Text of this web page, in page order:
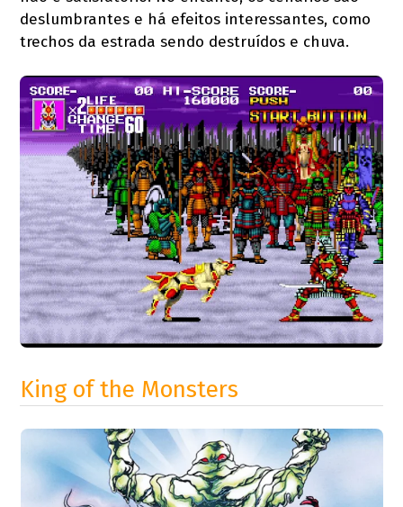
deslumbrantes e há efeitos interessantes, como
trechos da estrada sendo destruídos e chuva.
King of the Monsters